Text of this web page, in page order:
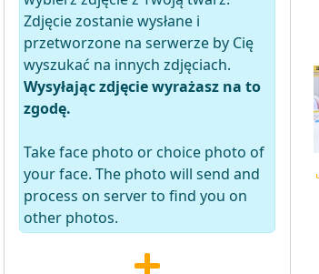
Zdjęcie zostanie wysłane i
przetworzone na serwerze by Cię
wyszukać na innych zdjęciach.
Wysyłając zdjęcie wyrażasz na to
zgodę.
Take face photo or choice photo of
your face. The photo will send and
process on server to find you on
other photos.